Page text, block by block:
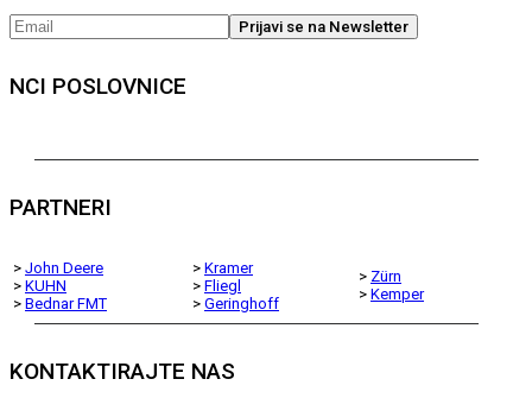
NCI POSLOVNICE
PARTNERI
> John Deere
> KUHN
> Bednar FMT
> Kramer
> Fliegl
> Geringhoff
> Zürn
> Kemper
KONTAKTIRAJTE NAS